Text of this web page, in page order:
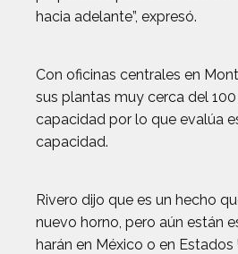
hacia adelante”, expresó.
Con oficinas centrales en
sus plantas muy cerca del
capacidad por lo que evalúa
capacidad.
Rivero dijo que es un hecho
nuevo horno, pero aún están
harán en México o en Estados